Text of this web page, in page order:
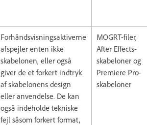
Forhåndsvisningsaktiverne
afspejler enten ikke
skabelonen, eller også
giver de et forkert indtryk
af skabelonens design
eller anvendelse. De kan
også indeholde tekniske
fejl såsom forkert format,
MOGRT-filer,
After Effects-
skabeloner og
Premiere Pro-
skabeloner